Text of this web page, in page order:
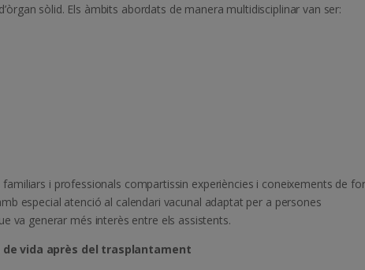
sòlid. Els àmbits abordats de manera multidisciplinar van ser:
i professionals compartissin experiències i coneixements de
especial atenció al calendari vacunal adaptat per a persones
va generar més interès entre els assistents.
de vida après del trasplantament